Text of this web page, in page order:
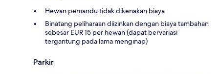
Hewan pemandu tidak dikenakan biaya
Binatang peliharaan diizinkan dengan biaya tambahan
sebesar EUR 15 per hewan (dapat bervariasi
tergantung pada lama menginap)
Parkir